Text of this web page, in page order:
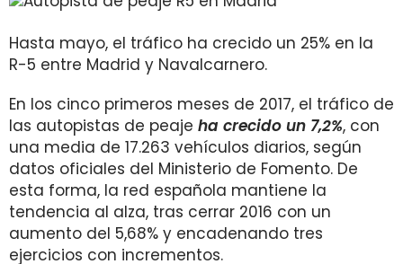
Hasta mayo, el tráfico ha crecido un 25% en la
R-5 entre Madrid y Navalcarnero.
En los cinco primeros meses de 2017, el tráfico de
las autopistas de peaje ha crecido un 7,2%, con
una media de 17.263 vehículos diarios, según
datos oficiales del Ministerio de Fomento. De
esta forma, la red española mantiene la
tendencia al alza, tras cerrar 2016 con un
aumento del 5,68% y encadenando tres
ejercicios con incrementos.